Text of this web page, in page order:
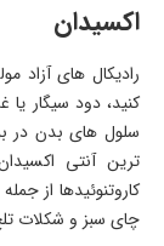
اکسیدان
رادیکال های
کنید، دود سیگار
سلول های بدن در
کاروتنوئیدها از جمله
چای سبز و شکلات